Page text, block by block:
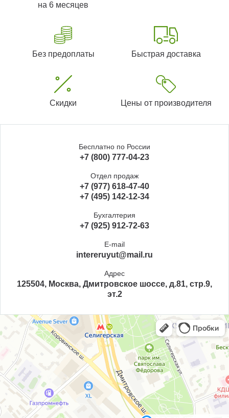
на 6 месяцев
Без предоплаты Быстрая доставка
Скидки Цены от производителя
Бесплатно по России
+7 (800) 777-04-23
Отдел продаж
+7 (977) 618-47-40
+7 (495) 142-12-34
Бухгалтерия
+7 (925) 912-72-63
E-mail
intereruyut@mail.ru
Адрес
125504, Москва, Дмитровское шоссе, д.81, стр.9,
эт.2